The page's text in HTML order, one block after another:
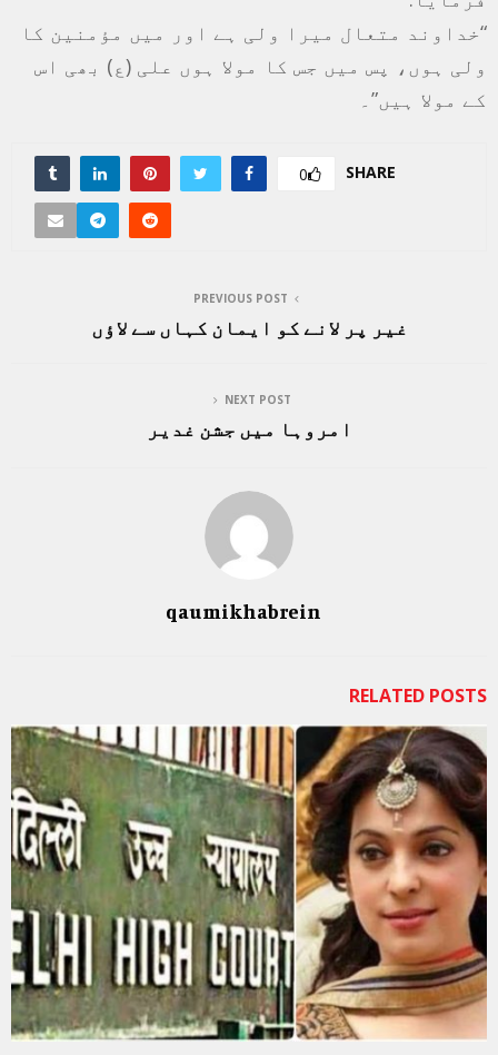
“خداوند متعال میرا ولی ہے اور میں مؤمنین کا
ولی ہوں، پس میں جس کا مولا ہوں علی (ع) بھی اس
کے مولا ہیں”۔
SHARE
0
PREVIOUS POST
غیر پر لانے کو ایمان کہاں سے لاؤں
NEXT POST
امروہا میں جشن غدیر
qaumikhabrein
RELATED POSTS